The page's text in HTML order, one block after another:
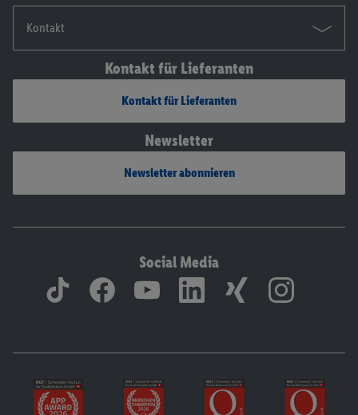
Kontakt
Kontakt für Lieferanten
Kontakt für Lieferanten
Newsletter
Newsletter abonnieren
Social Media